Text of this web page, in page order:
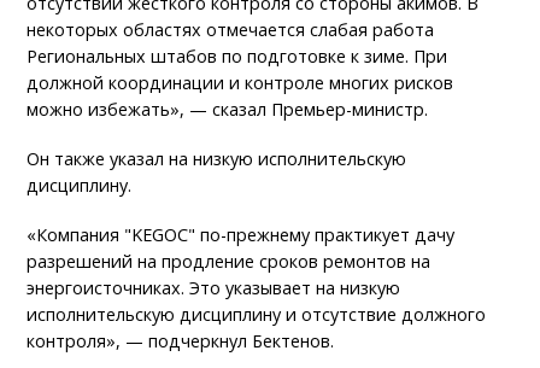
некоторых областях отмечается слабая работа
Региональных штабов по подготовке к зиме. При
должной координации и контроле многих рисков
можно избежать», — сказал Премьер-министр.
Он также указал на низкую исполнительскую
дисциплину.
«Компания "KEGOC" по-прежнему практикует дачу
разрешений на продление сроков ремонтов на
энергоисточниках. Это указывает на низкую
исполнительскую дисциплину и отсутствие должного
контроля», — подчеркнул Бектенов.